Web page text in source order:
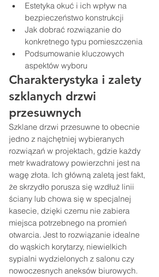
Estetyka okuć i ich wpływ na
bezpieczeństwo konstrukcji
Jak dobrać rozwiązanie do
konkretnego typu pomieszczenia
Podsumowanie kluczowych
aspektów wyboru
Charakterystyka i zalety
szklanych drzwi
przesuwnych
Szklane drzwi przesuwne to obecnie
jedno z najchętniej wybieranych
rozwiązań w projektach, gdzie każdy
metr kwadratowy powierzchni jest na
wagę złota. Ich główną zaletą jest fakt,
że skrzydło porusza się wzdłuż linii
ściany lub chowa się w specjalnej
kasecie, dzięki czemu nie zabiera
miejsca potrzebnego na promień
otwarcia. Jest to rozwiązanie idealne
do wąskich korytarzy, niewielkich
sypialni wydzielonych z salonu czy
nowoczesnych aneksów biurowych.